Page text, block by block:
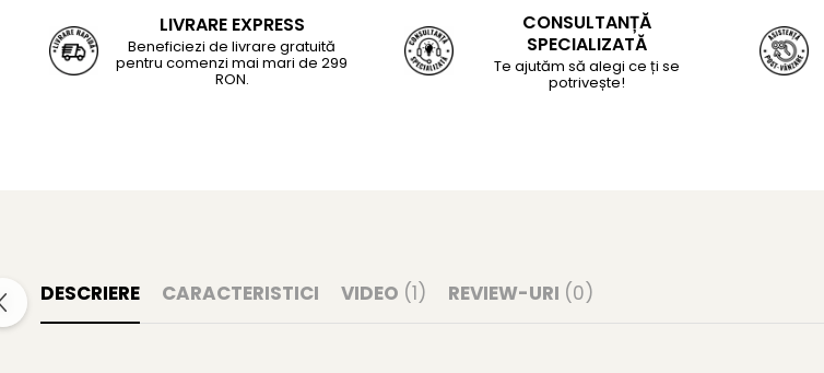
LIVRARE EXPRESS
Beneficiezi de livrare gratuită
pentru comenzi mai mari de 299
RON.
CONSULTANȚĂ
SPECIALIZATĂ
Te ajutăm să alegi ce ți se
potrivește!
DESCRIERE CARACTERISTICI VIDEO (1) REVIEW-URI (0)